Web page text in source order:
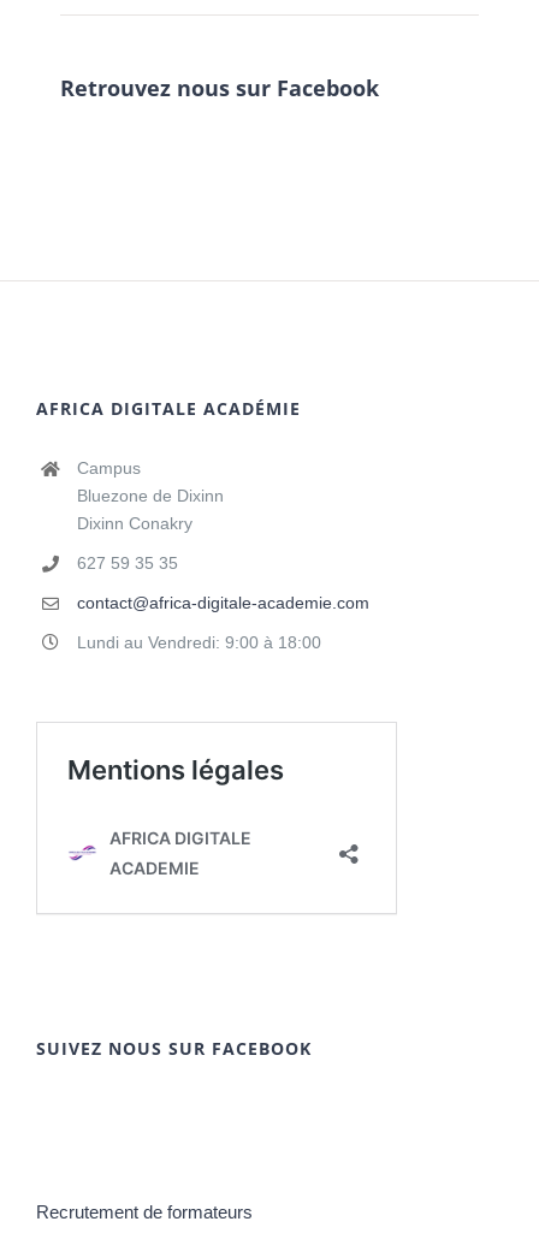
Retrouvez nous sur Facebook
AFRICA DIGITALE ACADÉMIE
Campus
Bluezone de Dixinn
Dixinn Conakry
627 59 35 35
contact@africa-digitale-academie.com
Lundi au Vendredi: 9:00 à 18:00
SUIVEZ NOUS SUR FACEBOOK
Recrutement de formateurs